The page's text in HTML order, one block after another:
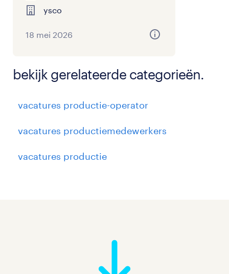
ysco
18 mei 2026
bekijk gerelateerde categorieën.
vacatures productie-operator
vacatures productiemedewerkers
vacatures productie